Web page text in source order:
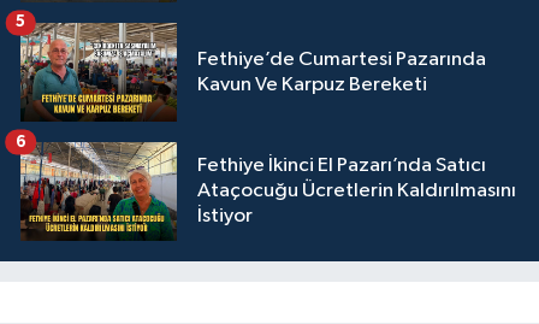
Fethiye’de Cumartesi Pazarında
Kavun Ve Karpuz Bereketi
5
Fethiye İkinci El Pazarı’nda Satıcı
Ataçocuğu Ücretlerin Kaldırılmasını
İstiyor
6